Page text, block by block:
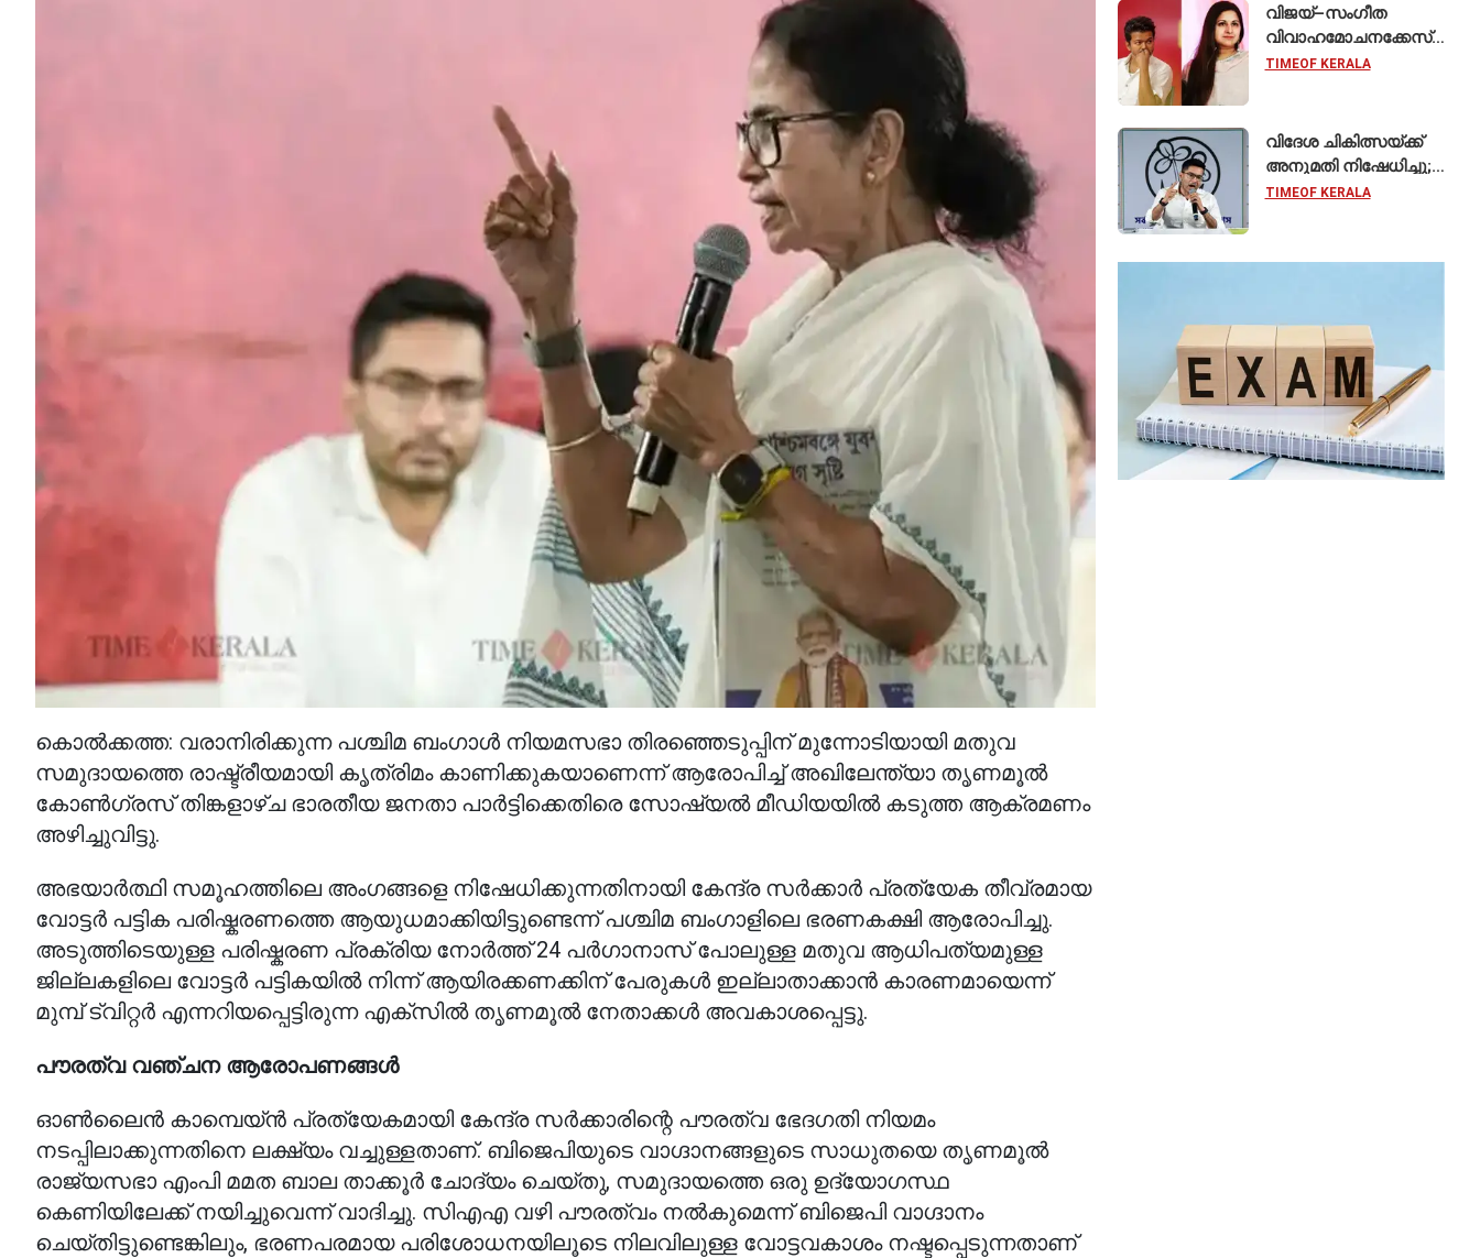
കൊൽക്കത്ത: വരാനിരിക്കുന്ന പശ്ചിമ ബംഗാൾ നിയമസഭാ തിരഞ്ഞെടുപ്പിന് മുന്നോടിയായി മതുവ
സമുദായത്തെ രാഷ്ട്രീയമായി കൃത്രിമം കാണിക്കുകയാണെന്ന് ആരോപിച്ച് അഖിലേന്ത്യാ തൃണമൂൽ
കോൺഗ്രസ് തിങ്കളാഴ്ച ഭാരതീയ ജനതാ പാർട്ടിക്കെതിരെ സോഷ്യൽ മീഡിയയിൽ കടുത്ത ആക്രമണം
അഴിച്ചുവിട്ടു.
അഭയാർത്ഥി സമൂഹത്തിലെ അംഗങ്ങളെ നിഷേധിക്കുന്നതിനായി കേന്ദ്ര സർക്കാർ പ്രത്യേക തീവ്രമായ
വോട്ടർ പട്ടിക പരിഷ്കരണത്തെ ആയുധമാക്കിയിട്ടുണ്ടെന്ന് പശ്ചിമ ബംഗാളിലെ ഭരണകക്ഷി ആരോപിച്ചു.
അടുത്തിടെയുള്ള പരിഷ്കരണ പ്രക്രിയ നോർത്ത് 24 പർഗാനാസ് പോലുള്ള മതുവ ആധിപത്യമുള്ള
ജില്ലകളിലെ വോട്ടർ പട്ടികയിൽ നിന്ന് ആയിരക്കണക്കിന് പേരുകൾ ഇല്ലാതാക്കാൻ കാരണമായെന്ന്
മുമ്പ് ട്വിറ്റർ എന്നറിയപ്പെട്ടിരുന്ന എക്‌സിൽ തൃണമൂൽ നേതാക്കൾ അവകാശപ്പെട്ടു.
പൗരത്വ വഞ്ചന ആരോപണങ്ങൾ
ഓൺലൈൻ കാമ്പെയ്‌ൻ പ്രത്യേകമായി കേന്ദ്ര സർക്കാരിന്റെ പൗരത്വ ഭേദഗതി നിയമം
നടപ്പിലാക്കുന്നതിനെ ലക്ഷ്യം വച്ചുള്ളതാണ്. ബിജെപിയുടെ വാഗ്ദാനങ്ങളുടെ സാധുതയെ തൃണമൂൽ
രാജ്യസഭാ എംപി മമത ബാല താക്കൂർ ചോദ്യം ചെയ്തു, സമുദായത്തെ ഒരു ഉദ്യോഗസ്ഥ
കെണിയിലേക്ക് നയിച്ചുവെന്ന് വാദിച്ചു. സിഎഎ വഴി പൗരത്വം നൽകുമെന്ന് ബിജെപി വാഗ്ദാനം
ചെയ്തിട്ടുണ്ടെങ്കിലും, ഭരണപരമായ പരിശോധനയിലൂടെ നിലവിലുള്ള വോട്ടവകാശം നഷ്ടപ്പെടുന്നതാണ്
കേരളത്തിലെ ഈ
സ്കൂൾ വേറിട്ട മാതൃക
വിജയ്–സംഗീത
വിവാഹമോചനക്കേസ്
പിൻവലിച്ചു; ഹർജി
കോടതി
TIMEOF KERALA
വിദേശ ചികിത്സയ്ക്ക്
അനുമതി നിഷേധിച്ചു;
സുപ്രീം കോടതിയെ
TIMEOF KERALA